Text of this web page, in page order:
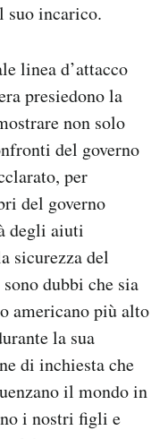
suo incarico.
linea d’attacco
presiedono la
non solo
del governo
per
del governo
degli aiuti
sicurezza del
dubbi che sia
americano più alto
la sua
di inchiesta che
il mondo in
i nostri figli e